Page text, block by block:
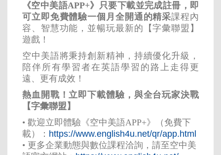
《空中美語APP+》只要下載並完成註冊，即
可立即免費體驗一個月全開通的精采課程內
容、智慧功能，並暢玩最新的【字彙聯盟】
遊戲！
空中美語將秉持創新精神，持續優化升級，
陪伴所有學習者在英語學習的路上走得更
遠、更有成效！
熱血開戰！立即下載體驗，與全台玩家決戰
【字彙聯盟】
• 歡迎立即體驗《空中美語APP+》（免費下
載）： https://www.english4u.net/qr/app.html
• 更多企業動態與數位課程洽詢，請至空中美